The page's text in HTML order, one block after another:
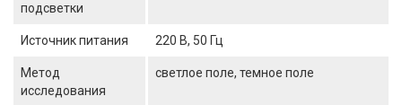
подсветки
Источник питания 220 В, 50 Гц
Метод
исследования
светлое поле, темное поле